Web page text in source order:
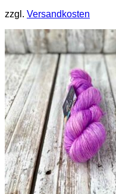
zzgl. Versandkosten